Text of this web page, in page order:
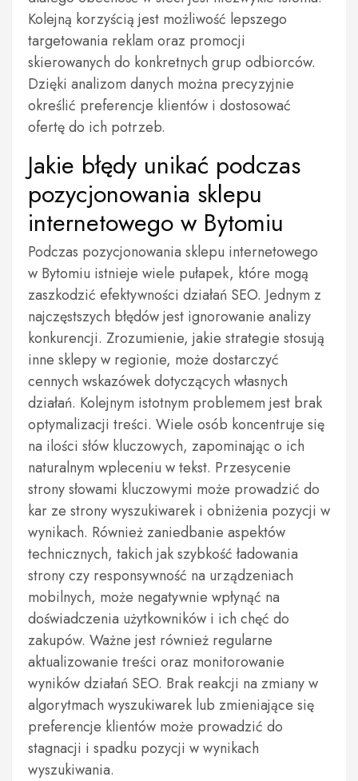
Kolejną korzyścią jest możliwość lepszego
targetowania reklam oraz promocji
skierowanych do konkretnych grup odbiorców.
Dzięki analizom danych można precyzyjnie
określić preferencje klientów i dostosować
ofertę do ich potrzeb.
Jakie błędy unikać podczas
pozycjonowania sklepu
internetowego w Bytomiu
Podczas pozycjonowania sklepu internetowego
w Bytomiu istnieje wiele pułapek, które mogą
zaszkodzić efektywności działań SEO. Jednym z
najczęstszych błędów jest ignorowanie analizy
konkurencji. Zrozumienie, jakie strategie stosują
inne sklepy w regionie, może dostarczyć
cennych wskazówek dotyczących własnych
działań. Kolejnym istotnym problemem jest brak
optymalizacji treści. Wiele osób koncentruje się
na ilości słów kluczowych, zapominając o ich
naturalnym wpleceniu w tekst. Przesycenie
strony słowami kluczowymi może prowadzić do
kar ze strony wyszukiwarek i obniżenia pozycji w
wynikach. Również zaniedbanie aspektów
technicznych, takich jak szybkość ładowania
strony czy responsywność na urządzeniach
mobilnych, może negatywnie wpłynąć na
doświadczenia użytkowników i ich chęć do
zakupów. Ważne jest również regularne
aktualizowanie treści oraz monitorowanie
wyników działań SEO. Brak reakcji na zmiany w
algorytmach wyszukiwarek lub zmieniające się
preferencje klientów może prowadzić do
stagnacji i spadku pozycji w wynikach
wyszukiwania.